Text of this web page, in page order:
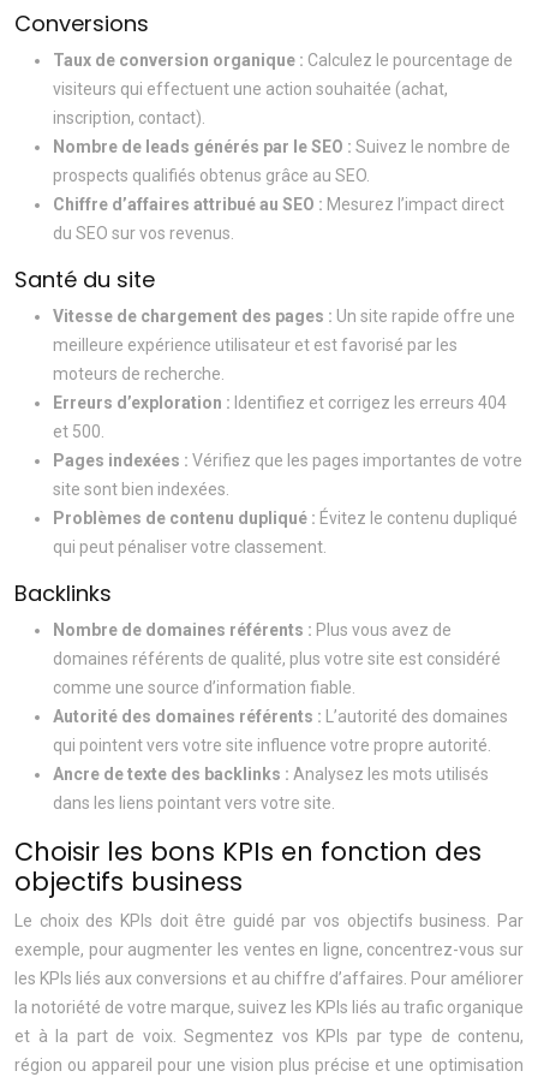
Conversions
Taux de conversion organique : Calculez le pourcentage de
visiteurs qui effectuent une action souhaitée (achat,
inscription, contact).
Nombre de leads générés par le SEO : Suivez le nombre de
prospects qualifiés obtenus grâce au SEO.
Chiffre d’affaires attribué au SEO : Mesurez l’impact direct
du SEO sur vos revenus.
Santé du site
Vitesse de chargement des pages : Un site rapide offre une
meilleure expérience utilisateur et est favorisé par les
moteurs de recherche.
Erreurs d’exploration : Identifiez et corrigez les erreurs 404
et 500.
Pages indexées : Vérifiez que les pages importantes de votre
site sont bien indexées.
Problèmes de contenu dupliqué : Évitez le contenu dupliqué
qui peut pénaliser votre classement.
Backlinks
Nombre de domaines référents : Plus vous avez de
domaines référents de qualité, plus votre site est considéré
comme une source d’information fiable.
Autorité des domaines référents :
L’autorité des domaines
qui pointent vers votre site influence votre propre autorité.
Ancre de texte des backlinks : Analysez les mots utilisés
dans les liens pointant vers votre site.
Choisir les bons KPIs en fonction des
objectifs business
Le choix des KPIs doit être guidé par vos objectifs business. Par
exemple, pour augmenter les ventes en ligne, concentrez-vous sur
les KPIs liés aux conversions et au chiffre d’affaires. Pour améliorer
la notoriété de votre marque, suivez les KPIs liés au trafic organique
et à la part de voix. Segmentez vos KPIs par type de contenu,
région ou appareil pour une vision plus précise et une optimisation